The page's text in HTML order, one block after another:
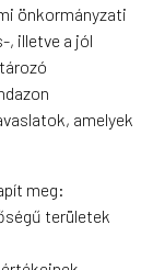
önkormányzati
, illetve a jól
amelyek
meg:
területek